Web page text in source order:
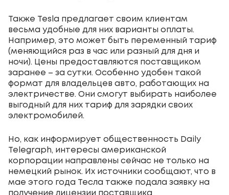
Также Tesla предлагает своим клиентам
весьма удобные для них варианты оплаты.
Например, это может быть переменный тариф
(меняющийся раз в час или разный для дня и
ночи). Цены предоставляются поставщиком
заранее – за сутки. Особенно удобен такой
формат для владельцев авто, работающих на
электричестве. Они смогут выбирать наиболее
выгодный для них тариф для зарядки своих
электромобилей.
Но, как информирует общественность Daily
Telegraph, интересы американской
корпорации направлены сейчас не только на
немецкий рынок. Их источники сообщают, что в
мае этого года Тесла также подала заявку на
получение лицензии поставщика